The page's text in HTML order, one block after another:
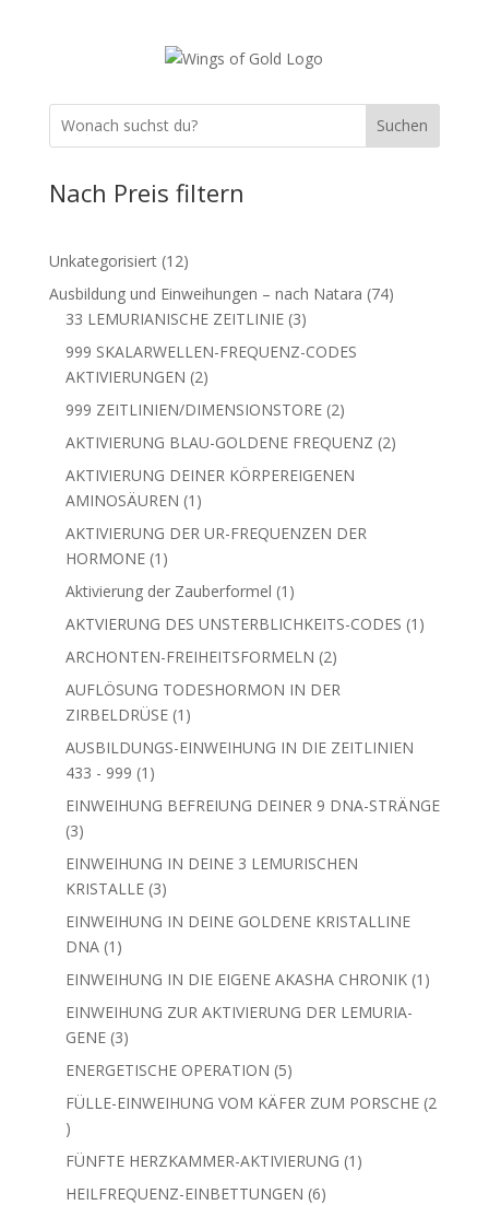
Suchen
Nach Preis filtern
Unkategorisiert 1212
Produkte
Ausbildung und Einweihungen – nach Natara 7474
33 LEMURIANISCHE ZEITLINIE 33
Produkte
999 SKALARWELLEN-FREQUENZ-CODES
AKTIVIERUNGEN 22
Produkte
999 ZEITLINIEN/DIMENSIONSTORE 22
Produkte
AKTIVIERUNG BLAU-GOLDENE FREQUENZ 22
AKTIVIERUNG DEINER KÖRPEREIGENEN
AMINOSÄUREN 1 1
Produkt
AKTIVIERUNG DER UR-FREQUENZEN DER
HORMONE 1 1
Produkt
Aktivierung der Zauberformel 1 1
Produkt
AKTVIERUNG DES UNSTERBLICHKEITS-CODES 1 1
ARCHONTEN-FREIHEITSFORMELN 22
Produkte
AUFLÖSUNG TODESHORMON IN DER
ZIRBELDRÜSE 1 1
Produkt
AUSBILDUNGS-EINWEIHUNG IN DIE ZEITLINIEN
433 - 999 1 1
Produkt
EINWEIHUNG BEFREIUNG DEINER 9 DNA-STRÄNGE
33
Produkte
EINWEIHUNG IN DEINE 3 LEMURISCHEN
KRISTALLE 33
Produkte
EINWEIHUNG IN DEINE GOLDENE KRISTALLINE
DNA 1 1
Produkt
EINWEIHUNG IN DIE EIGENE AKASHA CHRONIK 1 1
EINWEIHUNG ZUR AKTIVIERUNG DER LEMURIA-
GENE 33
Produkte
ENERGETISCHE OPERATION 55
Produkte
FÜLLE-EINWEIHUNG VOM KÄFER ZUM PORSCHE 2
2
Produkte
FÜNFTE HERZKAMMER-AKTIVIERUNG 1 1
HEILFREQUENZ-EINBETTUNGEN 66